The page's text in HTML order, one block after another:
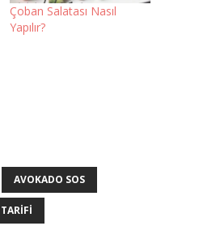
Çoban Salatası Nasıl
Yapılır?
AVOKADO SOS